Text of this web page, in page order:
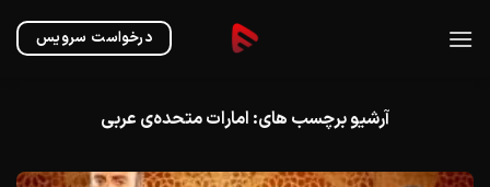
درخواست سرویس
آرشیو برچسب های: امارات متحده‌ی عربی